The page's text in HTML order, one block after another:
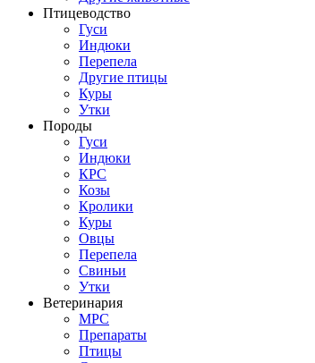
Птицеводство
Гуси
Индюки
Перепела
Другие птицы
Куры
Утки
Породы
Гуси
Индюки
КРС
Козы
Кролики
Куры
Овцы
Перепела
Свиньи
Утки
Ветеринария
МРС
Препараты
Птицы